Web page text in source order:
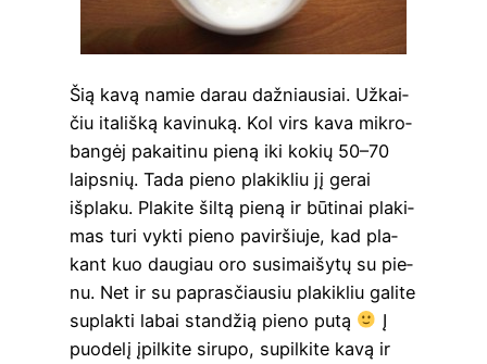
Šią kavą namie darau daž­niau­siai. Užkai­
čiu ita­liš­ką kavi­nu­ką. Kol virs kava mik­ro­
ban­gėj pakai­ti­nu pie­ną iki kokių 50–70
laips­nių. Tada pie­no pla­kik­liu jį gerai
išpla­ku. Pla­ki­te šil­tą pie­ną ir būti­nai pla­ki­
mas turi vyk­ti pie­no pavir­šiu­je, kad pla­
kant kuo dau­giau oro susi­mai­šy­tų su pie­
nu. Net ir su papras­čiau­siu pla­kik­liu gali­te
suplak­ti labai stan­džią pie­no putą
Į
puo­de­lį įpil­ki­te siru­po, supil­ki­te kavą ir